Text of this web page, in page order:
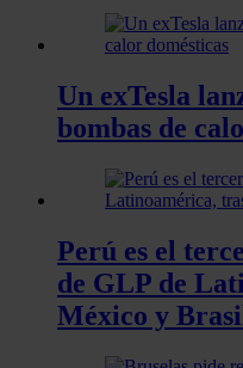
Un exTesla
bombas de
Perú es el
de GLP de
México y